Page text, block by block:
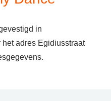
in
adres Egidiusstraat